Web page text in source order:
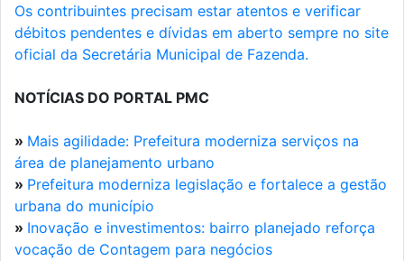
Os contribuintes precisam estar atentos e verificar
débitos pendentes e dívidas em aberto sempre no site
oficial da Secretária Municipal de Fazenda.
NOTÍCIAS DO PORTAL PMC
» Mais agilidade: Prefeitura moderniza serviços na
área de planejamento urbano
» Prefeitura moderniza legislação e fortalece a gestão
urbana do município
» Inovação e investimentos: bairro planejado reforça
vocação de Contagem para negócios